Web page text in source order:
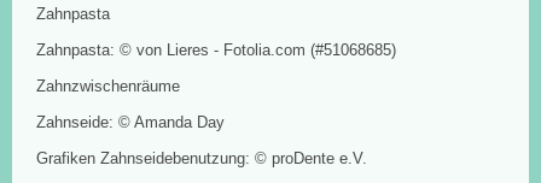
Zahnpasta
Zahnpasta: © von Lieres - Fotolia.com (#51068685)
Zahnzwischenräume
Zahnseide: © Amanda Day
Grafiken Zahnseidebenutzung: © proDente e.V.